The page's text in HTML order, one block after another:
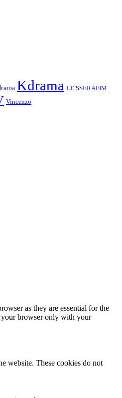
Kdrama LE SSERAFIM
Vincenzo
as they are essential for the
your browser only with your
website. These cookies do not